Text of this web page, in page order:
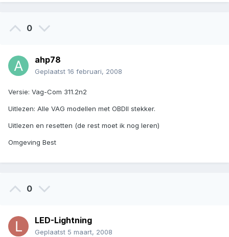
0
ahp78
Geplaatst 16 februari, 2008
Versie: Vag-Com 311.2n2
Uitlezen: Alle VAG modellen met OBDII stekker.
Uitlezen en resetten (de rest moet ik nog leren)
Omgeving Best
0
LED-Lightning
Geplaatst 5 maart, 2008